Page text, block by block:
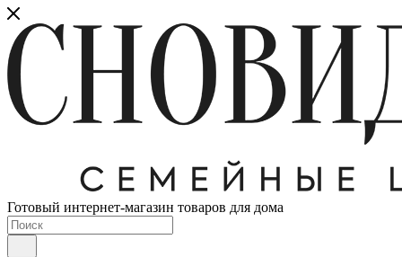
Готовый интернет-магазин товаров для дома